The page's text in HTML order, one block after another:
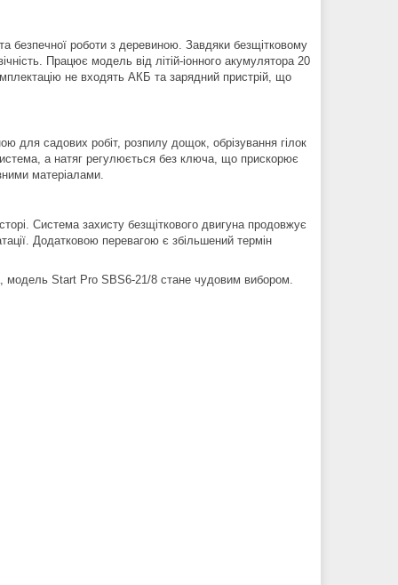
безпечної роботи з деревиною. Завдяки безщітковому
Працює модель від літій-іонного акумулятора 20
не входять АКБ та зарядний пристрій, що
садових робіт, розпилу дощок, обрізування гілок
а натяг регулюється без ключа, що прискорює
матеріалами.
Система захисту безщіткового двигуна продовжує
Додатковою перевагою є збільшений термін
модель Start Pro SBS6-21/8 стане чудовим вибором.